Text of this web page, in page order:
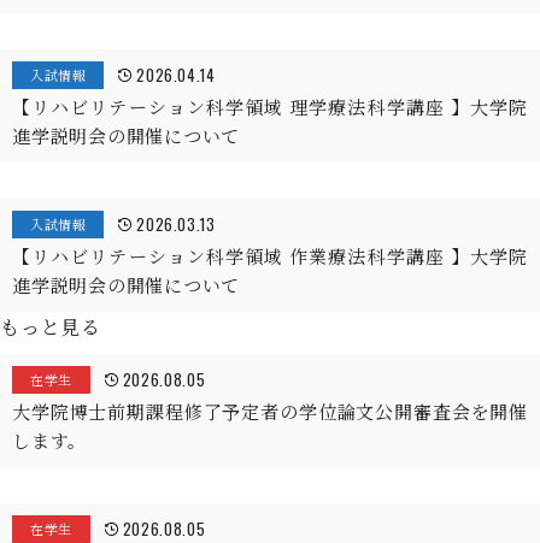
入試情報 2026.04.14
【リハビリテーション科学領域 理学療法科学講座 】大学院
進学説明会の開催について
入試情報 2026.03.13
【リハビリテーション科学領域 作業療法科学講座 】大学院
進学説明会の開催について
もっと見る
在学生 2026.08.05
大学院博士前期課程修了予定者の学位論文公開審査会を開催
します。
在学生 2026.08.05